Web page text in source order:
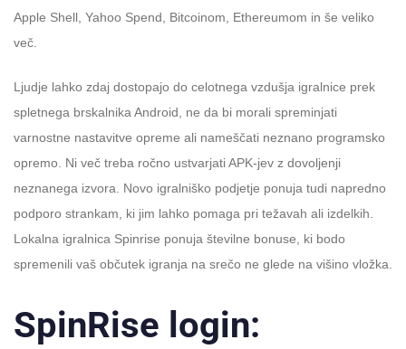
Apple Shell, Yahoo Spend, Bitcoinom, Ethereumom in še veliko
več.
Ljudje lahko zdaj dostopajo do celotnega vzdušja igralnice prek
spletnega brskalnika Android, ne da bi morali spreminjati
varnostne nastavitve opreme ali nameščati neznano programsko
opremo. Ni več treba ročno ustvarjati APK-jev z dovoljenji
neznanega izvora. Novo igralniško podjetje ponuja tudi napredno
podporo strankam, ki jim lahko pomaga pri težavah ali izdelkih.
Lokalna igralnica Spinrise ponuja številne bonuse, ki bodo
spremenili vaš občutek igranja na srečo ne glede na višino vložka.
SpinRise login: